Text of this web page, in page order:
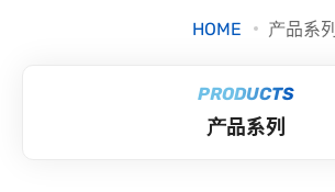
HOME 产品系列
PRODUCTS
产品系列